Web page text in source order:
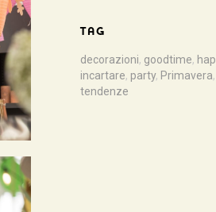
TAG
decorazioni, goodtime,
incartare, party, Primavera
tendenze